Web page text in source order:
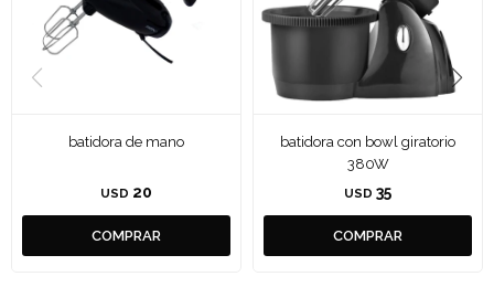
batidora de mano
USD 20
batidora con bowl giratorio
380W
USD 35